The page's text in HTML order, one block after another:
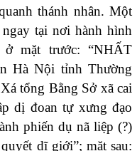
thánh nhân. Một
tại nơi hành hình
mặt trước: “NHẤT
Hà Nội tỉnh Thường
tổng Bằng Sở xã cai
dị đoan tự xưng đạo
phiến dụ nã liệp (?)
dĩ giới”; mặt sau: